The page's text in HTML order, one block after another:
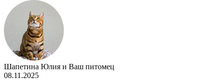
Шапетина Юлия и Ваш питомец
08.11.2025